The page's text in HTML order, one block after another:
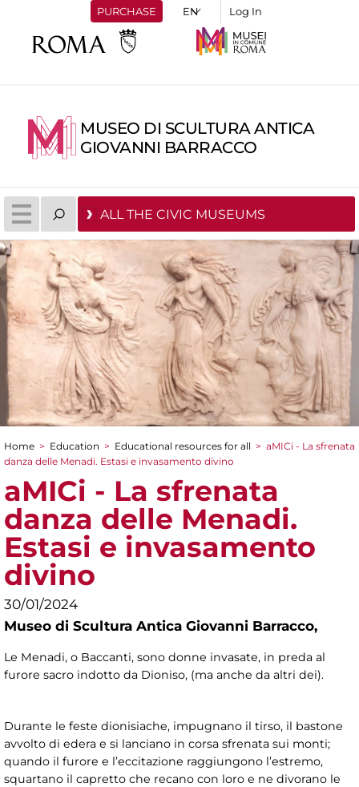
PURCHASE Log In
MUSEO DI SCULTURA ANTICA
GIOVANNI BARRACCO
ALL THE CIVIC MUSEUMS
You are here
Home > Education > Educational resources for all > aMICi - La sfrenata
danza delle Menadi. Estasi e invasamento divino
aMICi - La sfrenata
danza delle Menadi.
Estasi e invasamento
divino
30/01/2024
Museo di Scultura Antica Giovanni Barracco,
Le Menadi, o Baccanti, sono donne invasate, in preda al
furore sacro indotto da Dioniso, (ma anche da altri dei).
Durante le feste dionisiache, impugnano il tirso, il bastone
avvolto di edera e si lanciano in corsa sfrenata sui monti;
quando il furore e l’eccitazione raggiungono l’estremo,
squartano il capretto che recano con loro e ne divorano le